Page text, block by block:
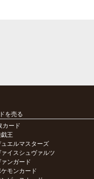
を売る
カード
王
エルマスターズ
ァイスシュヴァルツ
ァンガード
モンカード